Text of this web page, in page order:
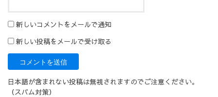
新しいコメントをメールで通知
新しい投稿をメールで受け取る
日本語が含まれない投稿は無視されますのでご注意ください。
（スパム対策）